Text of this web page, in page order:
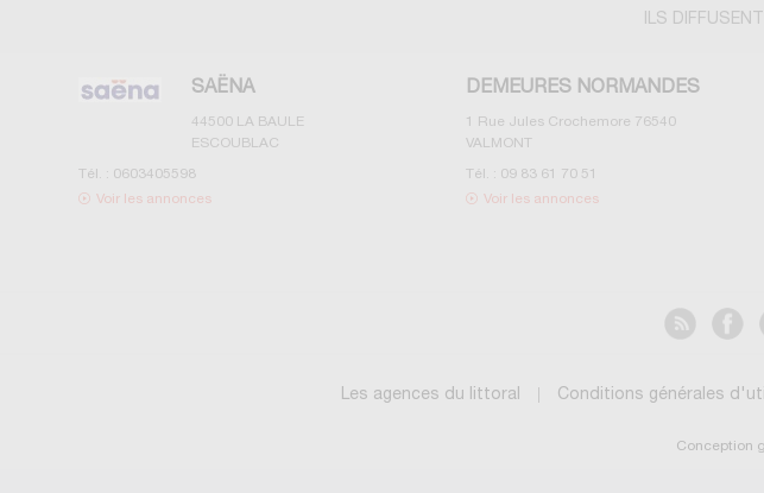
ILS
SAËNA
44500 LA BAULE
ESCOUBLAC
Tél. : 0603405598
Voir les annonces
DEMEURES NORMANDES
1 Rue Jules Crochemore 76540
VALMONT
Tél. : 09 83 61 70 51
Voir les annonces
Les agences du littoral Conditions générales
Conception